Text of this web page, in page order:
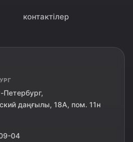
контактілер
Петербург,
даңғылы, 18А, пом. 11н
04